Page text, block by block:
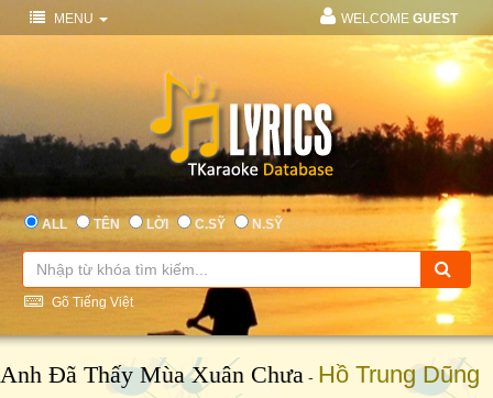
MENU WELCOME GUEST
ALL TÊN LỜI C.SỸ N.SỸ
Gõ Tiếng Việt
Anh Đã Thấy Mùa Xuân Chưa - Hồ Trung Dũng